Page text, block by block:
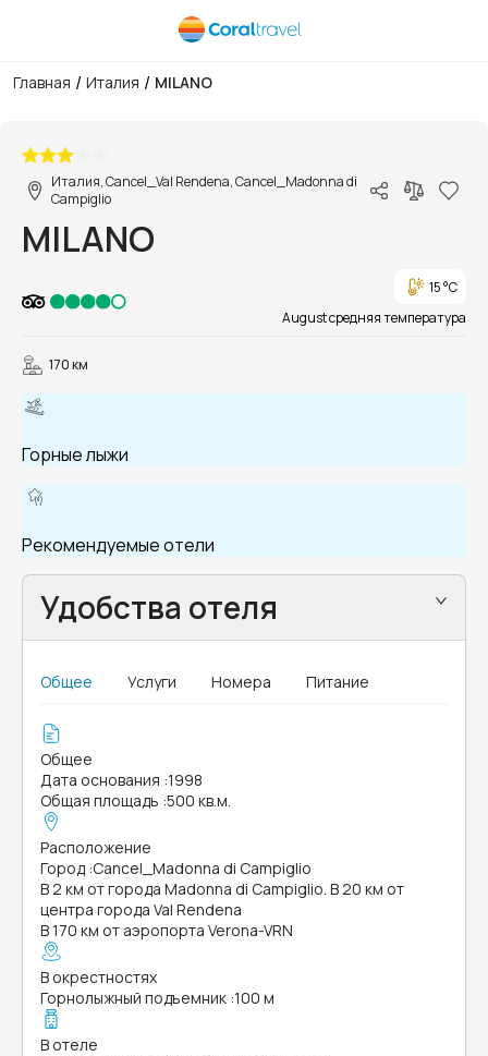
Главная / Италия / MILANO
Италия, Cancel_Val Rendena, Cancel_Madonna di
Campiglio
MILANO
15 °C
August средняя температура
170 км
Горные лыжи
Рекомендуемые отели
Удобства отеля
Общее Услуги Номера Питание
Общее
Дата основания :1998
Общая площадь :500 кв.м.
Расположение
Город :Cancel_Madonna di Campiglio
В 2 км от города Madonna di Campiglio. В 20 км от
центра города Val Rendena
В 170 км от аэропорта Verona-VRN
В окрестностях
Горнолыжный подъемник :100 м
В отеле